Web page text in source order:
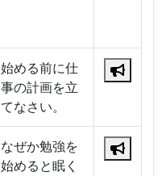
始める前に仕
事の計画を立
てなさい。
なぜか勉強を
始めると眠く